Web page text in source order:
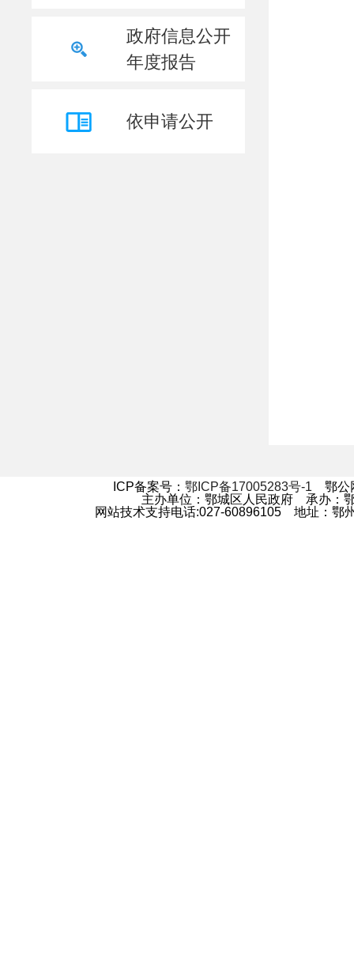
政府信息公开
年度报告
依申请公开
ICP备案号： 鄂ICP备17005283号-1 鄂公
主办单位：鄂城区人民政府 承办：
网站技术支持电话:027-60896105 地址：鄂